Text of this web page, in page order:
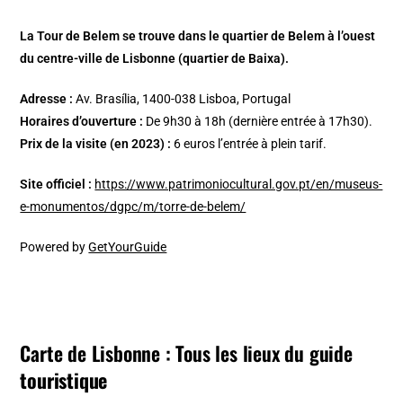
La Tour de Belem se trouve dans le quartier de Belem à l’ouest
du centre-ville de Lisbonne (quartier de Baixa).
Adresse :Av. Brasília, 1400-038 Lisboa, Portugal
Horaires d’ouverture : De 9h30 à 18h (dernière entrée à 17h30).
Prix de la visite (en 2023) : 6 euros l’entrée à plein tarif.
Site officiel : https://www.patrimoniocultural.gov.pt/en/museus-
e-monumentos/dgpc/m/torre-de-belem/
Powered byGetYourGuide
Carte de Lisbonne : Tous les lieux du guide
touristique